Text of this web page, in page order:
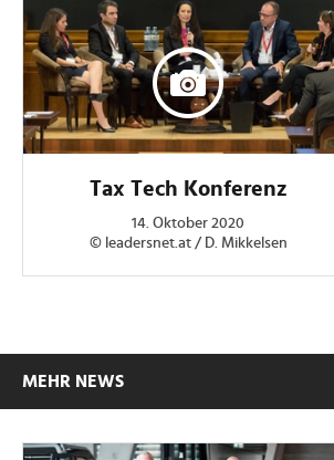
Tax Tech Konferenz
14. Oktober 2020
© leadersnet.at / D. Mikkelsen
MEHR NEWS